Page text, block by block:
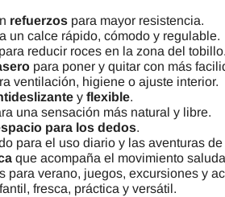
refuerzos para mayor resistencia.
un calce rápido, cómodo y regulable.
para reducir roces en la zona del tobillo.
para poner y quitar con más
ventilación, higiene o ajuste interior.
y flexible.
una sensación más natural y libre.
para los dedos.
para el uso diario y las aventuras de
que acompaña el movimiento
para verano, juegos, excursiones y
fresca, práctica y versátil.